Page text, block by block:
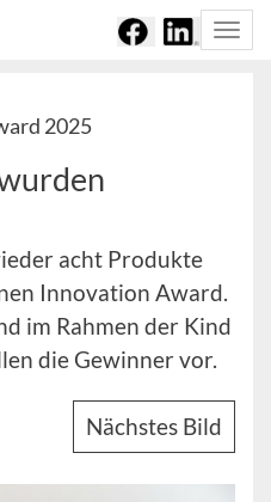
2025
acht Produkte
Innovation Award.
im Rahmen der Kind
die Gewinner vor.
Nächstes Bild